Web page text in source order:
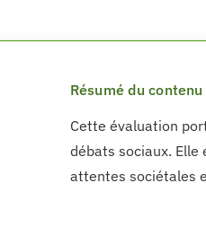
Résumé du contenu
Cette évaluation
débats sociaux.
attentes sociétales